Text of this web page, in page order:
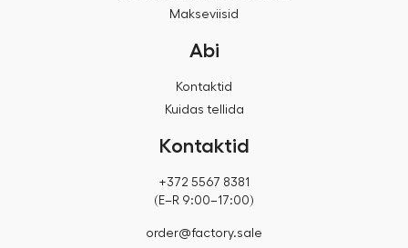
Makseviisid
Abi
Kontaktid
Kuidas tellida
Kontaktid
+372 5567 8381
(E–R 9:00–17:00)
order@factory.sale